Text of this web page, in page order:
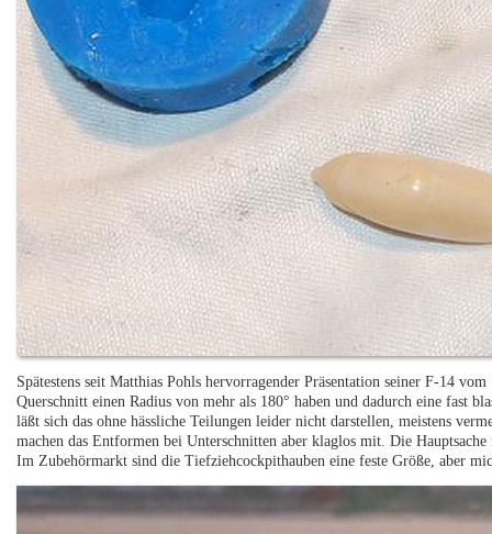
Spätestens seit Matthias Pohls hervorragender Präsentation seiner F-14
Querschnitt einen Radius von mehr als 180° haben und dadurch eine fast
läßt sich das ohne hässliche Teilungen leider nicht darstellen, meistens
machen das Entformen bei Unterschnitten aber klaglos mit. Die
Im Zubehörmarkt sind die Tiefziehcockpithauben eine feste Größe, aber